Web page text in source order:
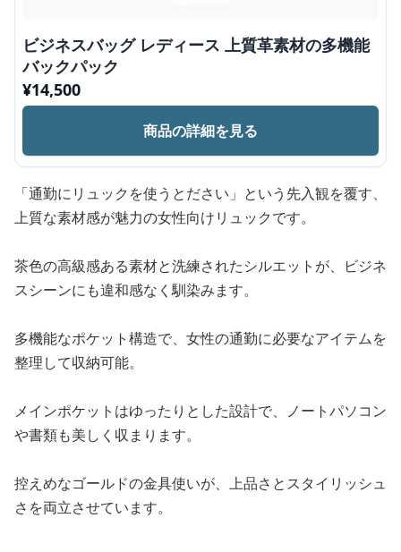
ビジネスバッグ レディース 上質革素材の多機能
バックパック
¥14,500
商品の詳細を見る
「通勤にリュックを使うとださい」という先入観を覆す、
上質な素材感が魅力の女性向けリュックです。
茶色の高級感ある素材と洗練されたシルエットが、ビジネ
スシーンにも違和感なく馴染みます。
多機能なポケット構造で、女性の通勤に必要なアイテムを
整理して収納可能。
メインポケットはゆったりとした設計で、ノートパソコン
や書類も美しく収まります。
控えめなゴールドの金具使いが、上品さとスタイリッシュ
さを両立させています。